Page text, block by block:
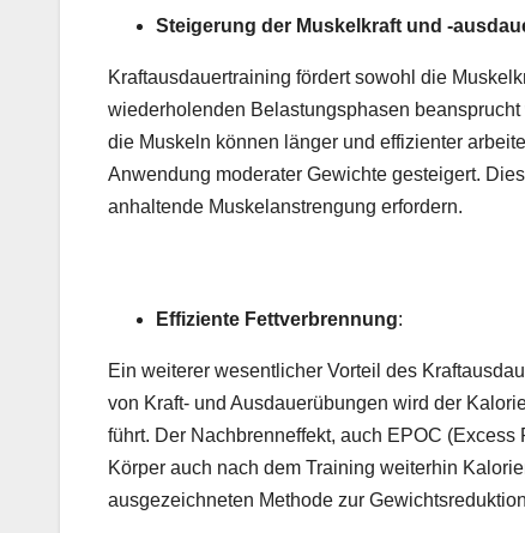
Steigerung der Muskelkraft und -
Kraftausdauertraining fördert sowohl die
wiederholenden Belastungsphasen
die Muskeln können länger und effizienter
Anwendung moderater Gewichte gesteigert.
anhaltende Muskelanstrengung erfordern.
Effiziente Fettverbrennung:
Ein weiterer wesentlicher Vorteil des
von Kraft- und Ausdauerübungen wird der
führt. Der Nachbrenneffekt, auch EPOC
Körper auch nach dem Training weiterhin
ausgezeichneten Methode zur